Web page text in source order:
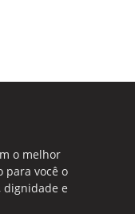
o melhor
para você o
dignidade e